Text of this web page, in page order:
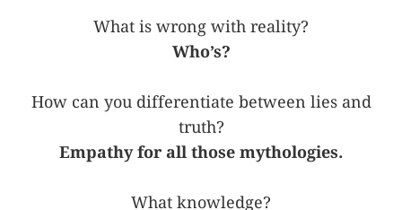
What is wrong with reality?
Who’s?
How can you differentiate between lies and
truth?
Empathy for all those mythologies.
What knowledge?